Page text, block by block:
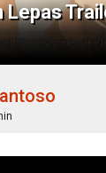
Lepas